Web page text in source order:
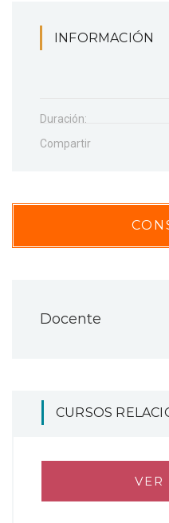
INFORMACIÓN
Duración:
Compartir
Docente
CURSOS
VER